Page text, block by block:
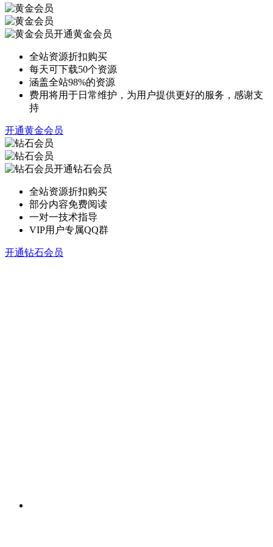
开通黄金会员
全站资源折扣购买
每天可下载50个资源
涵盖全站98%的资源
费用将用于日常维护，为用户提供更好的服务，感谢支
持
开通黄金会员
开通钻石会员
全站资源折扣购买
部分内容免费阅读
一对一技术指导
VIP用户专属QQ群
开通钻石会员